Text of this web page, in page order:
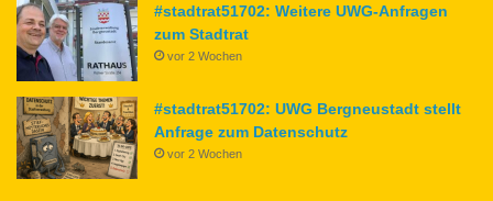
#stadtrat51702: Weitere UWG-Anfragen
zum Stadtrat
vor 2 Wochen
#stadtrat51702: UWG Bergneustadt stellt
Anfrage zum Datenschutz
vor 2 Wochen